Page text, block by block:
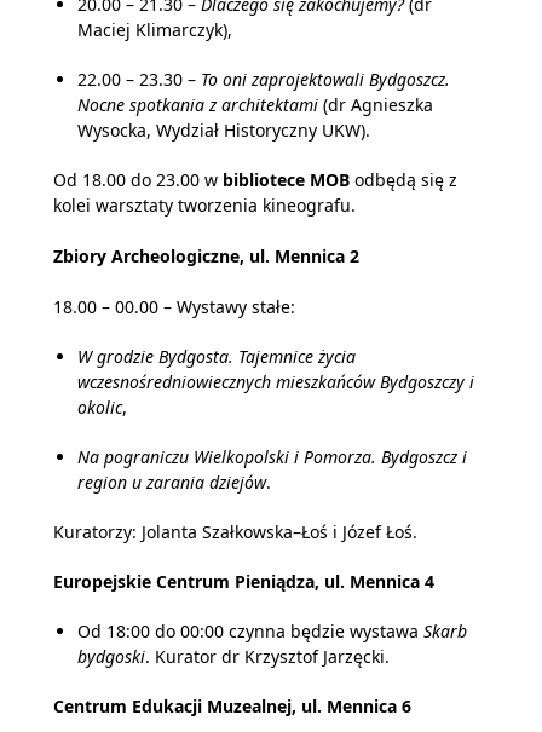
Maciej Klimarczyk),
22.00 – 23.30 – To oni zaprojektowali Bydgoszcz.
Nocne spotkania z architektami (dr Agnieszka
Wysocka, Wydział Historyczny UKW).
Od 18.00 do 23.00 w bibliotece MOB odbędą się z
kolei warsztaty tworzenia kineografu.
Zbiory Archeologiczne, ul. Mennica 2
18.00 – 00.00 – Wystawy stałe:
W grodzie Bydgosta. Tajemnice życia
wczesnośredniowiecznych mieszkańców Bydgoszczy i
okolic,
Na pograniczu Wielkopolski i Pomorza. Bydgoszcz i
region u zarania dziejów.
Kuratorzy: Jolanta Szałkowska–Łoś i Józef Łoś.
Europejskie Centrum Pieniądza, ul. Mennica 4
Od 18:00 do 00:00 czynna będzie wystawa Skarb
bydgoski. Kurator dr Krzysztof Jarzęcki.
Centrum Edukacji Muzealnej, ul. Mennica 6